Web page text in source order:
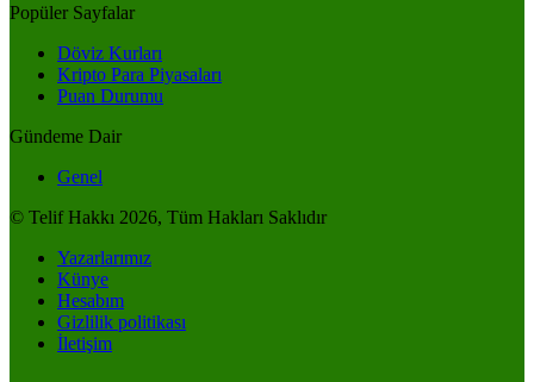
Popüler Sayfalar
Döviz Kurları
Kripto Para Piyasaları
Puan Durumu
Gündeme Dair
Genel
© Telif Hakkı 2026, Tüm Hakları Saklıdır
Yazarlarımız
Künye
Hesabım
Gizlilik politikası
İletişim